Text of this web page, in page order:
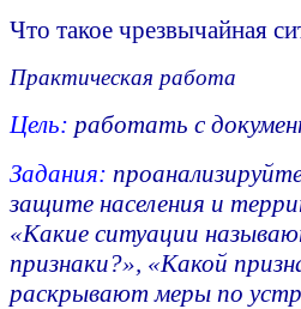
Что такое чрезвычайная
Практическая работа
Цель: работать с
Задания:
защите населения и
«Какие ситуации
признаки?», «Какой
раскрывают меры по